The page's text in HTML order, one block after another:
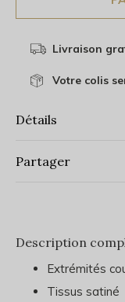
Livraison
Votre colis
Détails
Partager
Description
Extrémités
Tissus satiné